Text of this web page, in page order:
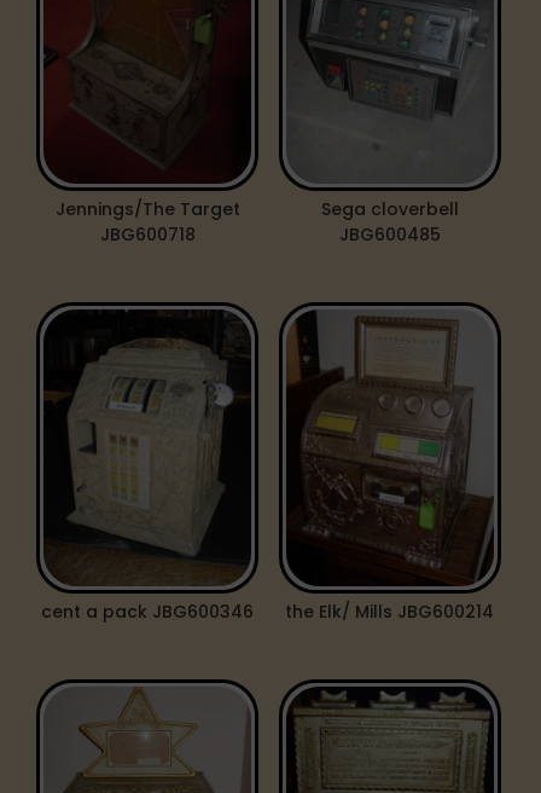
Jennings/The Target
JBG600718
Sega cloverbell
JBG600485
cent a pack JBG600346 the Elk/ Mills JBG600214